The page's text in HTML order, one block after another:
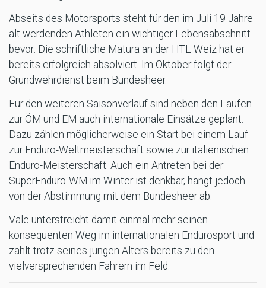
Abseits des Motorsports steht für den im Juli 19 Jahre
alt werdenden Athleten ein wichtiger Lebensabschnitt
bevor: Die schriftliche Matura an der HTL Weiz hat er
bereits erfolgreich absolviert. Im Oktober folgt der
Grundwehrdienst beim Bundesheer.
Für den weiteren Saisonverlauf sind neben den Läufen
zur ÖM und EM auch internationale Einsätze geplant.
Dazu zählen möglicherweise ein Start bei einem Lauf
zur Enduro-Weltmeisterschaft sowie zur italienischen
Enduro-Meisterschaft. Auch ein Antreten bei der
SuperEnduro-WM im Winter ist denkbar, hängt jedoch
von der Abstimmung mit dem Bundesheer ab.
Vale unterstreicht damit einmal mehr seinen
konsequenten Weg im internationalen Endurosport und
zählt trotz seines jungen Alters bereits zu den
vielversprechenden Fahrern im Feld.